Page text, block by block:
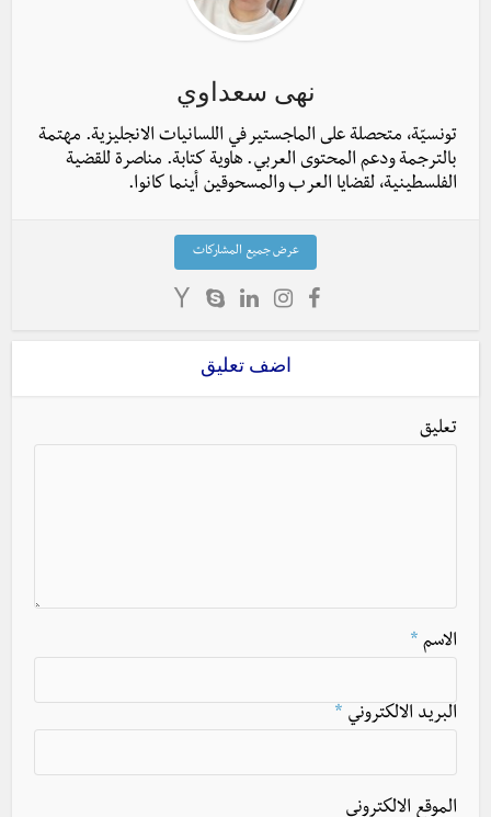
نهى سعداوي
تونسيّة، متحصلة على الماجستير في اللسانيات الانجليزية. مهتمة
بالترجمة ودعم المحتوى العربي. هاوية كتابة. مناصرة للقضية
الفلسطينية، لقضايا العرب والمسحوقين أينما كانوا.
عرض جميع المشاركات
اضف تعليق
تعليق
الاسم *
البريد الالكتروني *
الموقع الالكتروني